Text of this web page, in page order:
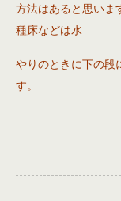
方法はあると思いま
種床などは水
やりのときに下の段
す。